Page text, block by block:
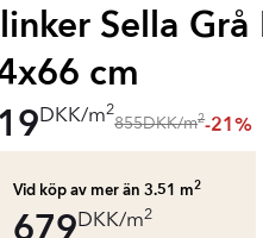
Sella
cm
DKK/m2
855DKK/m2-21%
Vid köp av mer än 3.51 m2
DKK/m2